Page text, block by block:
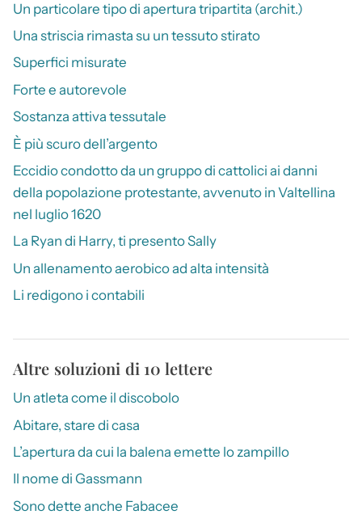
Un particolare tipo di apertura tripartita (archit.)
Una striscia rimasta su un tessuto stirato
Superfici misurate
Forte e autorevole
Sostanza attiva tessutale
È più scuro dell’argento
Eccidio condotto da un gruppo di cattolici ai danni
della popolazione protestante, avvenuto in Valtellina
nel luglio 1620
La Ryan di Harry, ti presento Sally
Un allenamento aerobico ad alta intensità
Li redigono i contabili
Altre soluzioni di 10 lettere
Un atleta come il discobolo
Abitare, stare di casa
L’apertura da cui la balena emette lo zampillo
Il nome di Gassmann
Sono dette anche Fabacee